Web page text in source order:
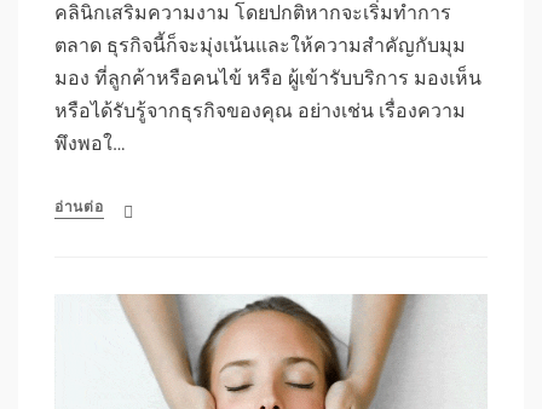
คลินิกเสริมความงาม โดยปกติหากจะเริ่มทำการ
ตลาด ธุรกิจนี้ก็จะมุ่งเน้นและให้ความสำคัญกับมุม
มอง ที่ลูกค้าหรือคนไข้ หรือ ผู้เข้ารับบริการ มองเห็น
หรือได้รับรู้จากธุรกิจของคุณ อย่างเช่น เรื่องความ
พึงพอใ…
อ่านต่อ